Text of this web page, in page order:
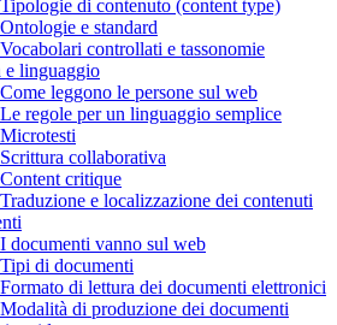
di contenuto (content type)
e standard
controllati e tassonomie
e linguaggio
leggono le persone sul web
regole per un linguaggio semplice
collaborativa
critique
e localizzazione dei contenuti
documenti vanno sul web
di documenti
di lettura dei documenti elettronici
di produzione dei documenti